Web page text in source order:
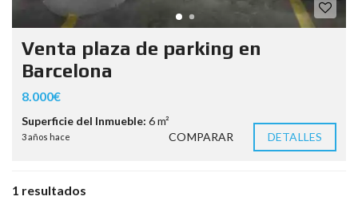
Venta plaza de parking en
Barcelona
8.000€
Superficie del Inmueble: 6 m²
3 años hace COMPARAR DETALLES
1 resultados